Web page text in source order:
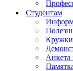
Студентам
Анкета